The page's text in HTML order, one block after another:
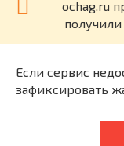
ochag.ru
Если сервис
зафиксировать